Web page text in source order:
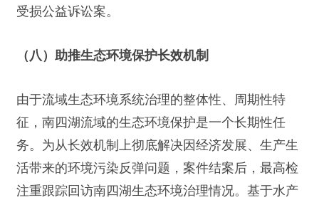
受损公益诉讼案。
（八）助推生态环境保护长效机制
由于流域生态环境系统治理的整体性、周期性特
征，南四湖流域的生态环境保护是一个长期性任
务。为从长效机制上彻底解决因经济发展、生产生
活带来的环境污染反弹问题，案件结案后，最高检
注重跟踪回访南四湖生态环境治理情况。基于水产